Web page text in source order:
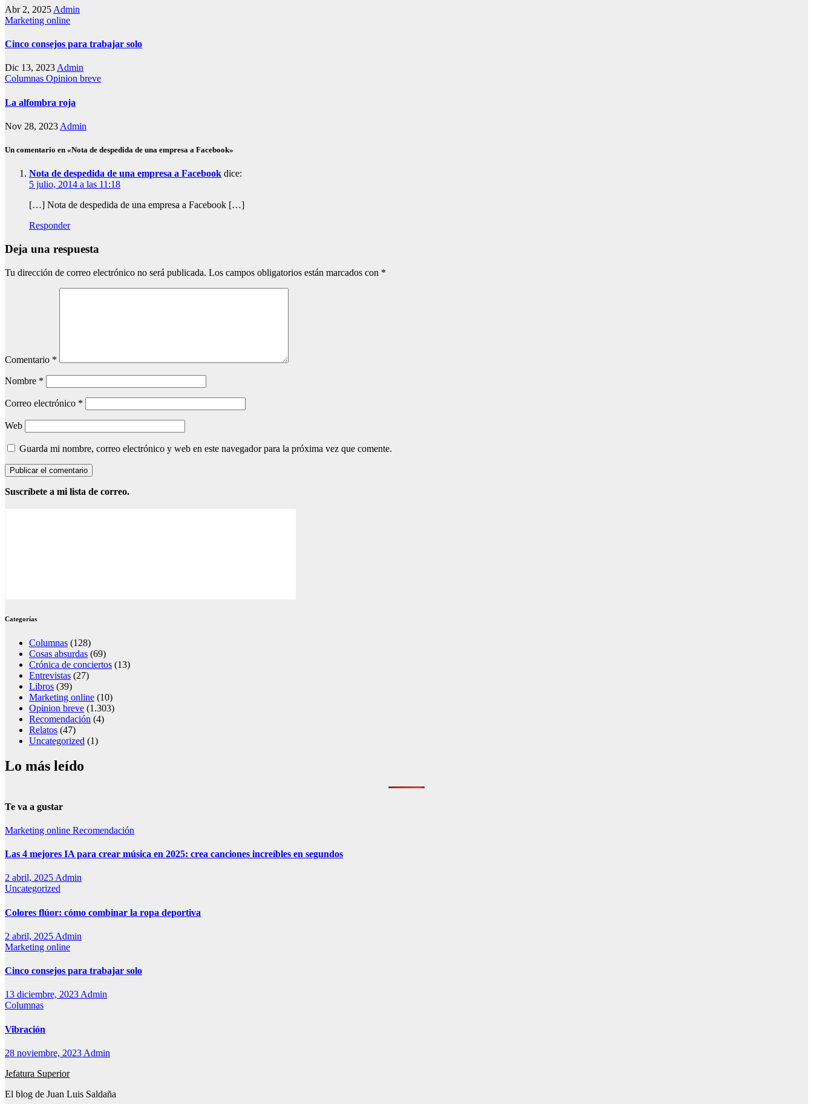
Abr 2, 2025 Admin
Marketing online
Cinco consejos para trabajar solo
Dic 13, 2023 Admin
Columnas Opinion breve
La alfombra roja
Nov 28, 2023 Admin
Un comentario en «Nota de despedida de una empresa a Facebook»
Nota de despedida de una empresa a Facebook dice:
5 julio, 2014 a las 11:18
[…] Nota de despedida de una empresa a Facebook […]
Responder
Deja una respuesta
Tu dirección de correo electrónico no será publicada. Los campos obligatorios están marcados con *
Comentario *
Nombre *
Correo electrónico *
Web
Guarda mi nombre, correo electrónico y web en este navegador para la próxima vez que comente.
Suscríbete a mi lista de correo.
Categorías
Columnas (128)
Cosas absurdas (69)
Crónica de conciertos (13)
Entrevistas (27)
Libros (39)
Marketing online (10)
Opinion breve (1.303)
Recomendación (4)
Relatos (47)
Uncategorized (1)
Lo más leído
Te va a gustar
Marketing online Recomendación
Las 4 mejores IA para crear música en 2025: crea canciones increíbles en segundos
2 abril, 2025Admin
Uncategorized
Colores flúor: cómo combinar la ropa deportiva
2 abril, 2025 Admin
Marketing online
Cinco consejos para trabajar solo
13 diciembre, 2023Admin
Columnas
Vibración
28 noviembre, 2023 Admin
Jefatura Superior
El blog de Juan Luis Saldaña